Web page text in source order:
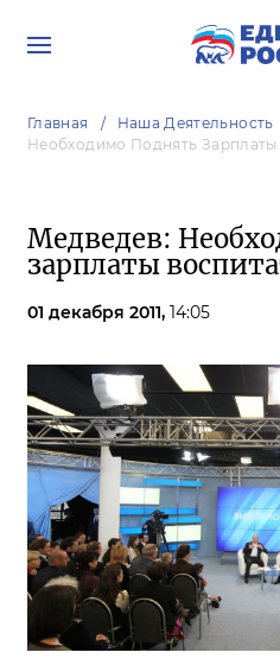
Главная Наша Деятельность
Необходимо Поднять Зарплаты
Медведев:
зарплаты
01 декабря 2011, 14:05